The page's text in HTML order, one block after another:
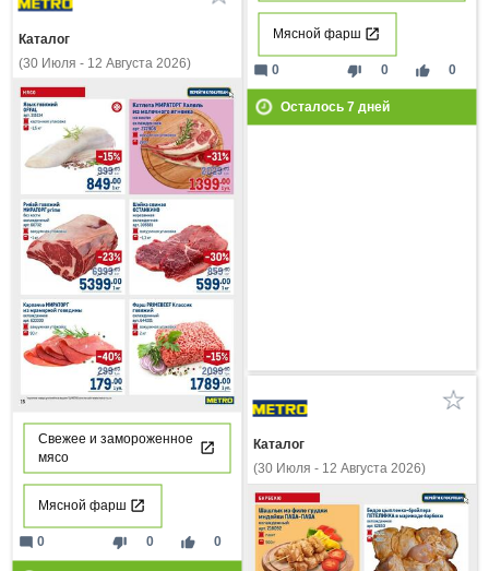
Мясной фарш
thumb_down 0 thumb_up 0
mode_comment 0
Осталось 7дней
Каталог
(30 Июля - 12 Августа 2026)
Свежее и замороженное
мясо
Мясной фарш
thumb_down 0 thumb_up 0
mode_comment 0
Каталог
(30 Июля - 12 Августа 2026)